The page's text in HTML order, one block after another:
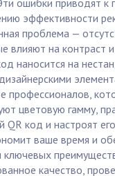
ошибки приводят к
эффективности
проблема —
влияют на контраст
наносится на
профессионалов,
цветовую гамму,
QR код и настроят
ваше время и
качество,